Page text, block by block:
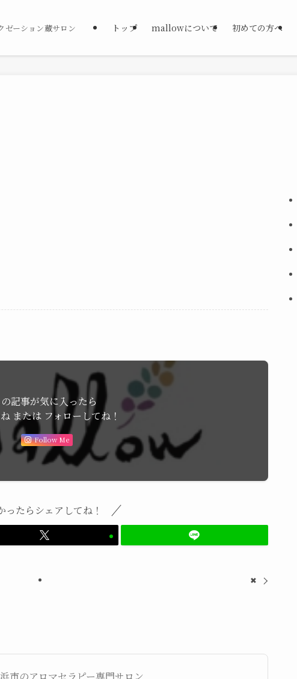
ゼーション蔵サロン トップ mallowについて 初めての方へ
記事が気に入ったら
または フォローしてね！
Follow Me
ったらシェアしてね！
✖
市のアロマセラピー専門サロン